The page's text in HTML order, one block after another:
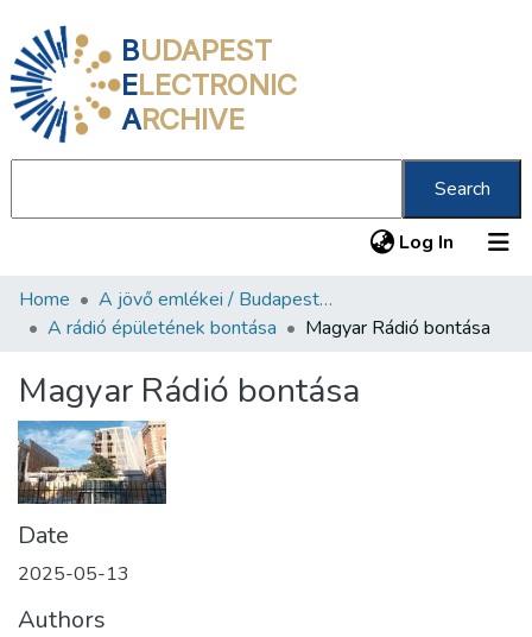
BUDAPEST
ELECTRONIC
ARCHIVE
Search
Log In (current)
Communities & Collections
Statistics
About us
Home
A jövő emlékei / Budapest ma
A rádió épületének bontása
Magyar Rádió bontása
Magyar Rádió bontása
Date
2025-05-13
Authors